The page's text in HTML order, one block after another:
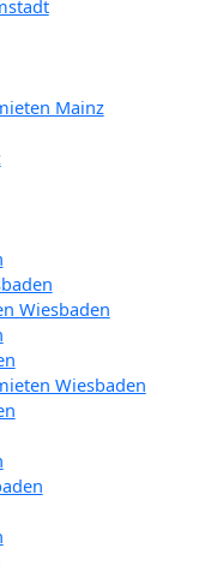
Mainz
Wiesbaden
Wiesbaden